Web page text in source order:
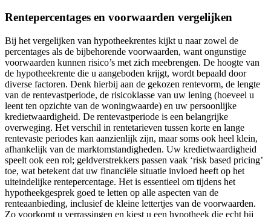
Rentepercentages en voorwaarden vergelijken
Bij het vergelijken van hypotheekrentes kijkt u naar zowel de
percentages als de bijbehorende voorwaarden, want ongunstige
voorwaarden kunnen risico’s met zich meebrengen. De hoogte van
de hypotheekrente die u aangeboden krijgt, wordt bepaald door
diverse factoren. Denk hierbij aan de gekozen rentevorm, de lengte
van de rentevastperiode, de risicoklasse van uw lening (hoeveel u
leent ten opzichte van de woningwaarde) en uw persoonlijke
kredietwaardigheid. De rentevastperiode is een belangrijke
overweging. Het verschil in rentetarieven tussen korte en lange
rentevaste periodes kan aanzienlijk zijn, maar soms ook heel klein,
afhankelijk van de marktomstandigheden. Uw kredietwaardigheid
speelt ook een rol; geldverstrekkers passen vaak ‘risk based pricing’
toe, wat betekent dat uw financiële situatie invloed heeft op het
uiteindelijke rentepercentage. Het is essentieel om tijdens het
hypotheekgesprek goed te letten op alle aspecten van de
renteaanbieding, inclusief de kleine lettertjes van de voorwaarden.
Zo voorkomt u verrassingen en kiest u een hypotheek die echt bij